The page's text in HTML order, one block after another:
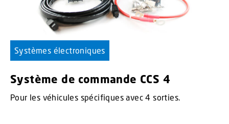
Systèmes électroniques
Système de commande CCS 4
Pour les véhicules spécifiques avec 4 sorties.